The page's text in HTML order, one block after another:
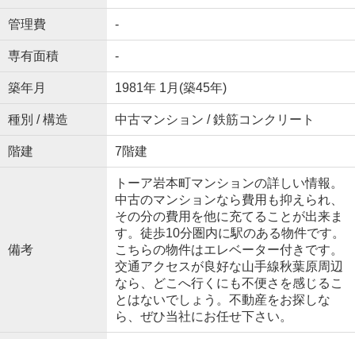
管理費 -
専有面積 -
築年月 1981年 1月(築45年)
種別 / 構造 中古マンション / 鉄筋コンクリート
階建 7階建
備考
トーア岩本町マンションの詳しい情報。
中古のマンションなら費用も抑えられ、
その分の費用を他に充てることが出来ま
す。徒歩10分圏内に駅のある物件です。
こちらの物件はエレベーター付きです。
交通アクセスが良好な山手線秋葉原周辺
なら、どこへ行くにも不便さを感じるこ
とはないでしょう。不動産をお探しな
ら、ぜひ当社にお任せ下さい。